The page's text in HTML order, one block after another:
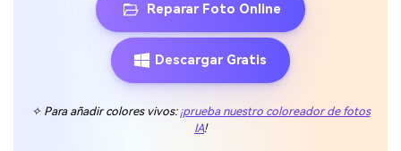
Reparar Foto Online
Descargar Gratis
✧ Para añadir colores vivos: ¡prueba nuestro coloreador de fotos
IA!